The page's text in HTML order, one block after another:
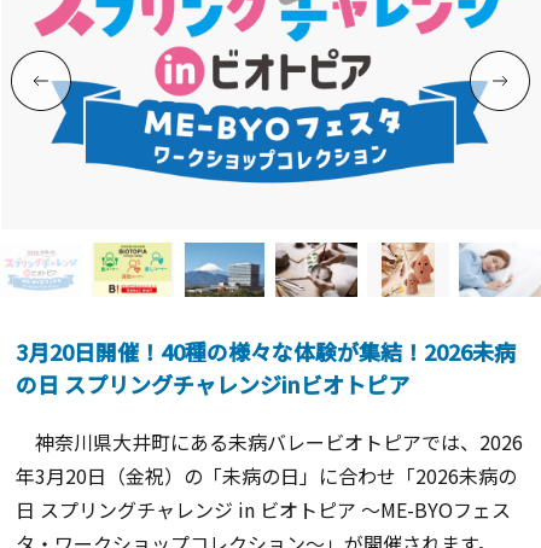
3月20日開催！40種の様々な体験が集結！2026未病
の日 スプリングチャレンジinビオトピア
神奈川県大井町にある未病バレービオトピアでは、2026
年3月20日（金祝）の「未病の日」に合わせ「2026未病の
日 スプリングチャレンジ in ビオトピア ～ME-BYOフェス